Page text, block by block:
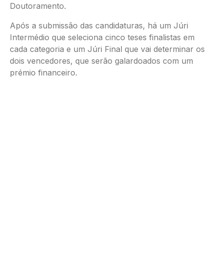
Doutoramento.
Após a submissão das candidaturas, há um Júri
Intermédio que seleciona cinco teses finalistas em
cada categoria e um Júri Final que vai determinar os
dois vencedores, que serão galardoados com um
prémio financeiro.